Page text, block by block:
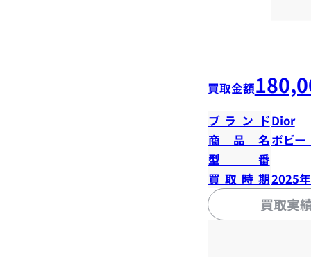
買取金額
ブランドDior
商品名ボビー
型番
買取時期2025
買取実